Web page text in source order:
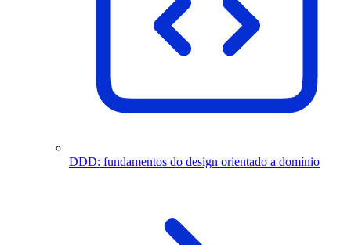
DDD: fundamentos do design orientado a domínio